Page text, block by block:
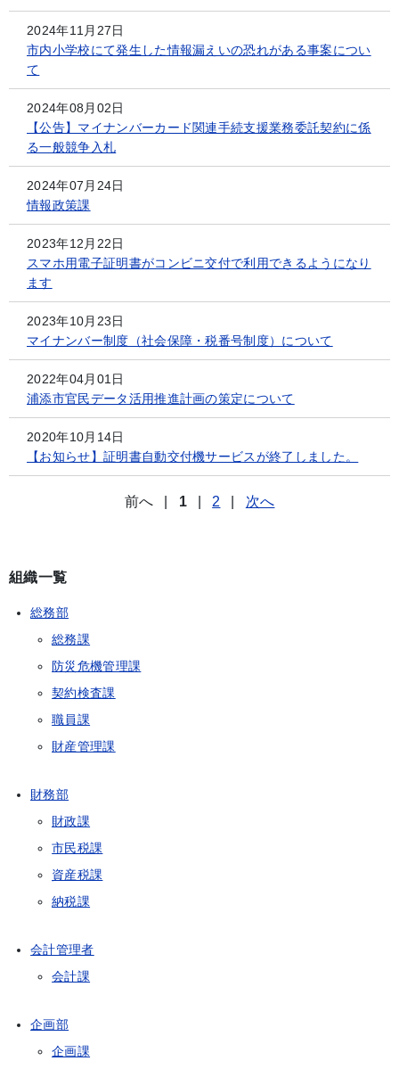
2024年11月27日
市内小学校にて発生した情報漏えいの恐れがある事案につい
て
2024年08月02日
【公告】マイナンバーカード関連手続支援業務委託契約に係
る一般競争入札
2024年07月24日
情報政策課
2023年12月22日
スマホ用電子証明書がコンビニ交付で利用できるようになり
ます
2023年10月23日
マイナンバー制度（社会保障・税番号制度）について
2022年04月01日
浦添市官民データ活用推進計画の策定について
2020年10月14日
【お知らせ】証明書自動交付機サービスが終了しました。
前へ 1 2 次へ
組織一覧
総務部
総務課
防災危機管理課
契約検査課
職員課
財産管理課
財務部
財政課
市民税課
資産税課
納税課
会計管理者
会計課
企画部
企画課